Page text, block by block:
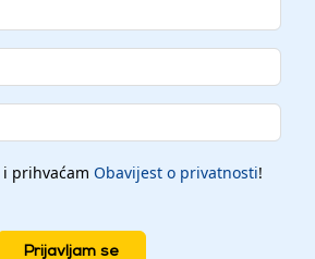
i prihvaćam Obavijest o privatnosti!
Prijavljam se